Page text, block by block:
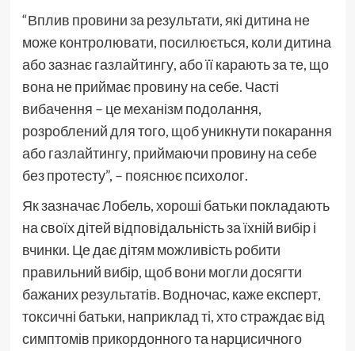
“Вплив провини за результати, які дитина не
може контролювати, посилюється, коли дитина
або зазнає газлайтингу, або її карають за те, що
вона не приймає провину на себе. Часті
вибачення – це механізм подолання,
розроблений для того, щоб уникнути покарання
або газлайтингу, приймаючи провину на себе
без протесту”, – пояснює психолог.
Як зазначає Лобель, хороші батьки покладають
на своїх дітей відповідальність за їхній вибір і
вчинки. Це дає дітям можливість робити
правильний вибір, щоб вони могли досягти
бажаних результатів. Водночас, каже експерт,
токсичні батьки, наприклад ті, хто страждає від
симптомів прикордонного та нарцисичного